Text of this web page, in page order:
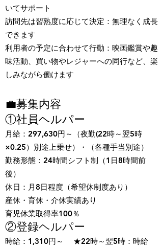
いてサポート
訪問先は習熟度に応じて決定：無理なく成長
できます
利用者の予定に合わせて行動：映画鑑賞や趣
味活動、買い物やレジャーへの同行など、楽
しみながら働けます
💼募集内容
①社員ヘルパー
月給：297,630円～（夜勤(22時～翌5時
×0.25）別途上乗せ）・（各種手当別途）
勤務形態：24時間シフト制（1日8時間前
後）
休日：月8日程度（希望休制度あり）
産休・育休・介休実績あり
育児休業取得率100％
②登録ヘルパー
時給：1,310円～ ★22時～翌5時：時給